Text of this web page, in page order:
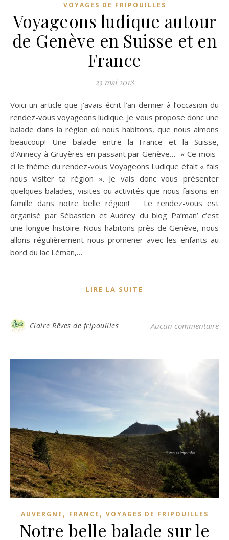
VOYAGES DE FRIPOUILLES
Voyageons ludique autour
de Genève en Suisse et en
France
23 mai 2018
Voici un article que j’avais écrit l’an dernier à l’occasion du
rendez-vous voyageons ludique. Je vous propose donc une
balade dans la région où nous habitons, que nous aimons
beaucoup! Une balade entre la France et la Suisse,
d’Annecy à Gruyères en passant par Genève… « Ce mois-
ci le thème du rendez-vous Voyageons Ludique était « fais
nous visiter ta région ». Je vais donc vous présenter
quelques balades, visites ou activités que nous faisons en
famille dans notre belle région! Le rendez-vous est
organisé par Sébastien et Audrey du blog Pa’man’ c’est
une longue histoire. Nous habitons près de Genève, nous
allons régulièrement nous promener avec les enfants au
bord du lac Léman,…
LIRE LA SUITE
Claire Rêves de fripouilles Aucun commentaire
AUVERGNE , FRANCE , VOYAGES DE FRIPOUILLES
Notre belle balade sur le